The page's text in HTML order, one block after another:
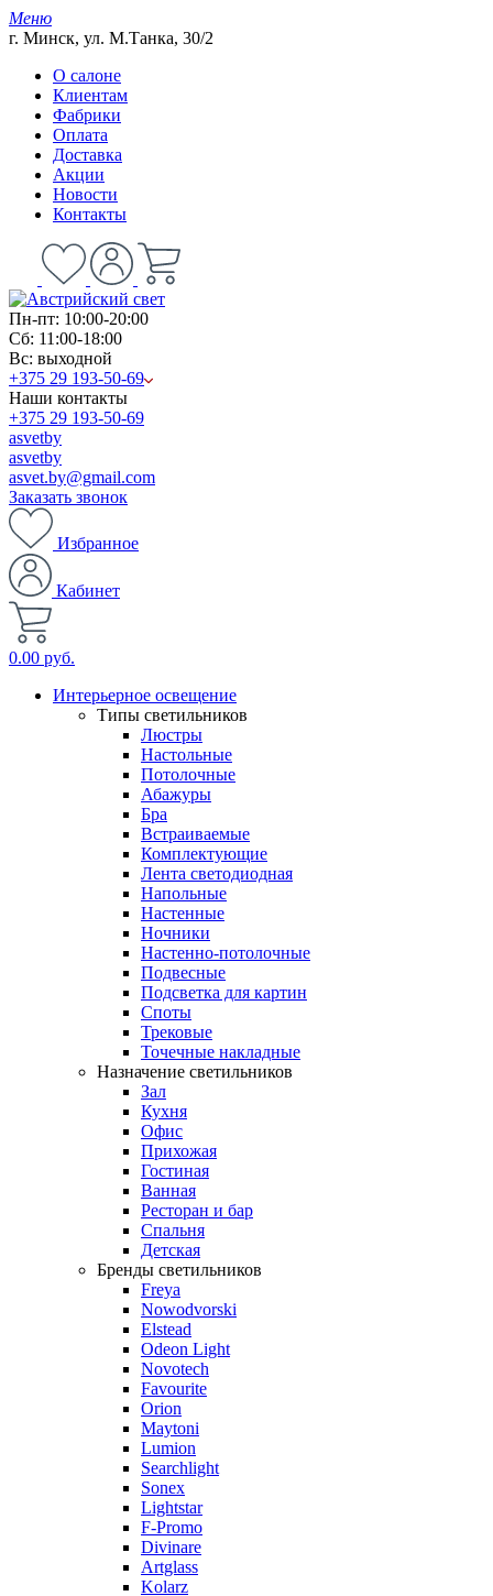
Меню
г. Минск, ул. М.Танка, 30/2
О салоне
Клиентам
Фабрики
Оплата
Доставка
Акции
Новости
Контакты
Пн-пт: 10:00-20:00
Сб: 11:00-18:00
Вс: выходной
+375 29 193-50-69
Наши контакты
+375 29 193-50-69
asvetby
asvetby
asvet.by@gmail.com
Заказать звонок
Избранное
Кабинет
0.00 руб.
Интерьерное освещение
Типы светильников
Люстры
Настольные
Потолочные
Абажуры
Бра
Встраиваемые
Комплектующие
Лента светодиодная
Напольные
Настенные
Ночники
Настенно-потолочные
Подвесные
Подсветка для картин
Споты
Трековые
Точечные накладные
Назначение светильников
Зал
Кухня
Офис
Прихожая
Гостиная
Ванная
Ресторан и бар
Спальня
Детская
Бренды светильников
Freya
Nowodvorski
Elstead
Odeon Light
Novotech
Favourite
Orion
Maytoni
Lumion
Searchlight
Sonex
Lightstar
F-Promo
Divinare
Artglass
Kolarz